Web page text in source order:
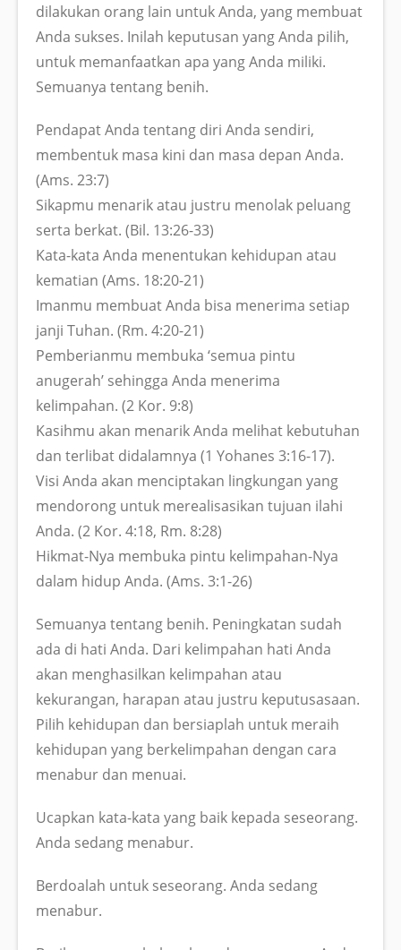
dilakukan orang lain untuk Anda, yang membuat
Anda sukses. Inilah keputusan yang Anda pilih,
untuk memanfaatkan apa yang Anda miliki.
Semuanya tentang benih.
Pendapat Anda tentang diri Anda sendiri,
membentuk masa kini dan masa depan Anda.
(Ams. 23:7)
Sikapmu menarik atau justru menolak peluang
serta berkat. (Bil. 13:26-33)
Kata-kata Anda menentukan kehidupan atau
kematian (Ams. 18:20-21)
Imanmu membuat Anda bisa menerima setiap
janji Tuhan. (Rm. 4:20-21)
Pemberianmu membuka ‘semua pintu
anugerah’ sehingga Anda menerima
kelimpahan. (2 Kor. 9:8)
Kasihmu akan menarik Anda melihat kebutuhan
dan terlibat didalamnya (1 Yohanes 3:16-17).
Visi Anda akan menciptakan lingkungan yang
mendorong untuk merealisasikan tujuan ilahi
Anda. (2 Kor. 4:18, Rm. 8:28)
Hikmat-Nya membuka pintu kelimpahan-Nya
dalam hidup Anda. (Ams. 3:1-26)
Semuanya tentang benih. Peningkatan sudah
ada di hati Anda. Dari kelimpahan hati Anda
akan menghasilkan kelimpahan atau
kekurangan, harapan atau justru keputusasaan.
Pilih kehidupan dan bersiaplah untuk meraih
kehidupan yang berkelimpahan dengan cara
menabur dan menuai.
Ucapkan kata-kata yang baik kepada seseorang.
Anda sedang menabur.
Berdoalah untuk seseorang. Anda sedang
menabur.